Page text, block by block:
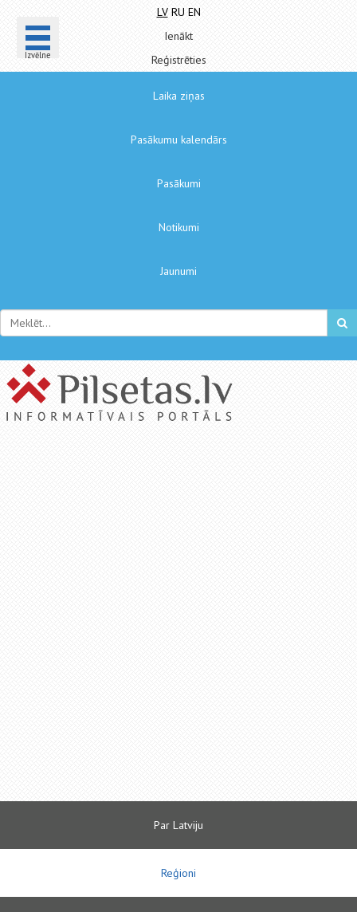
Izvēlne
LV RU EN
Ienākt
Reģistrēties
Laika ziņas
Pasākumu kalendārs
Pasākumi
Notikumi
Jaunumi
Par Latviju
Reģioni